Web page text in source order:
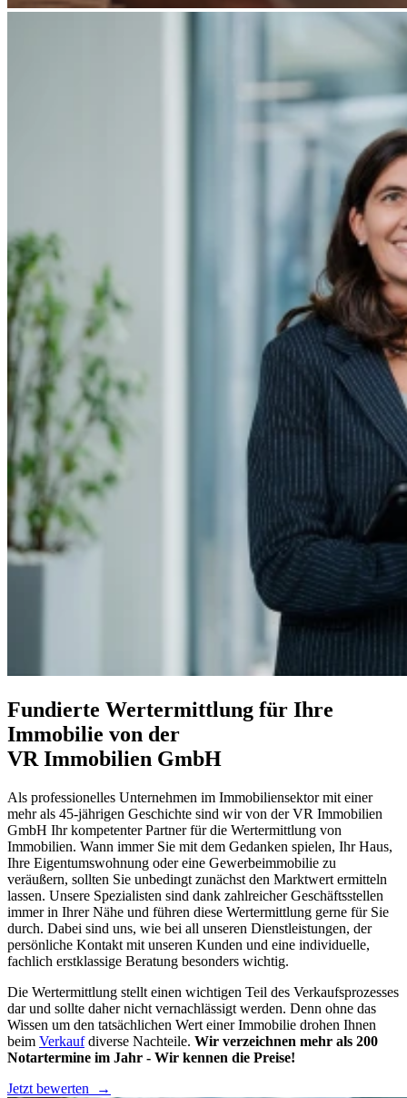
Fundierte Wertermittlung für Ihre
Immobilie von der
VR Immobilien GmbH
Als professionelles Unternehmen im Immobiliensektor mit einer
mehr als 45-jährigen Geschichte sind wir von der VR Immobilien
GmbH Ihr kompetenter Partner für die Wertermittlung von
Immobilien. Wann immer Sie mit dem Gedanken spielen, Ihr Haus,
Ihre Eigentumswohnung oder eine Gewerbeimmobilie zu
veräußern, sollten Sie unbedingt zunächst den Marktwert ermitteln
lassen. Unsere Spezialisten sind dank zahlreicher Geschäftsstellen
immer in Ihrer Nähe und führen diese Wertermittlung gerne für Sie
durch. Dabei sind uns, wie bei all unseren Dienstleistungen, der
persönliche Kontakt mit unseren Kunden und eine individuelle,
fachlich erstklassige Beratung besonders wichtig.
Die Wertermittlung stellt einen wichtigen Teil des Verkaufsprozesses
dar und sollte daher nicht vernachlässigt werden. Denn ohne das
Wissen um den tatsächlichen Wert einer Immobilie drohen Ihnen
beim Verkaufdiverse Nachteile. Wir verzeichnen mehr als 200
Notartermine im Jahr - Wir kennen die Preise!
Jetzt bewerten
→